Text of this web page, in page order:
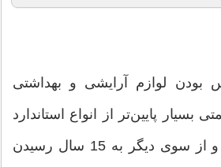
لوازم آرایشی و بهداشتی
بسیار پایین‌تر از انواع استاندارد
به فروش می‌رسند، و از سوی دیگر به 15 سال رسیدن